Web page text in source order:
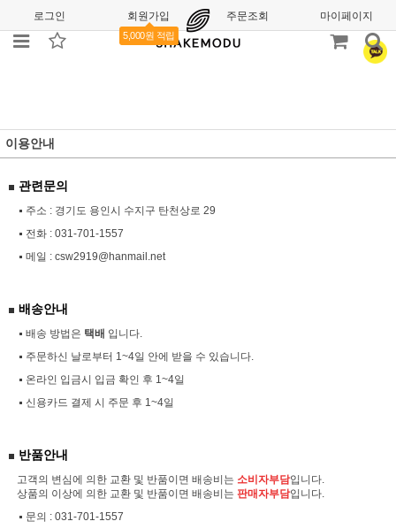
로그인 회원가입
5,000원 적립
주문조회 마이페이지
이용안내
관련문의
주소 : 경기도 용인시 수지구 탄천상로 29
전화 : 031-701-1557
메일 : csw2919@hanmail.net
배송안내
배송 방법은 택배 입니다.
주문하신 날로부터 1~4일 안에 받을 수 있습니다.
온라인 입금시 입금 확인 후 1~4일
신용카드 결제 시 주문 후 1~4일
반품안내
고객의 변심에 의한 교환 및 반품이면 배송비는 소비자부담입니다.
상품의 이상에 의한 교환 및 반품이면 배송비는 판매자부담입니다.
문의 : 031-701-1557